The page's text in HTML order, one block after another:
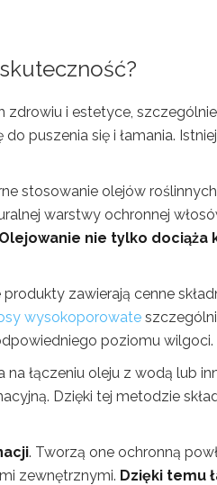
i estetyce,
puszenia się i łamania.
stosowanie olejów
warstwy ochronnej
Olejowanie nie tylko dociąża
produkty zawierają cenne
wysokoporowate
poziomu wilgoci.
łączeniu oleju z wodą lub
Dzięki tej metodzie
. Tworzą one ochronną
zewnętrznymi. Dzięki temu